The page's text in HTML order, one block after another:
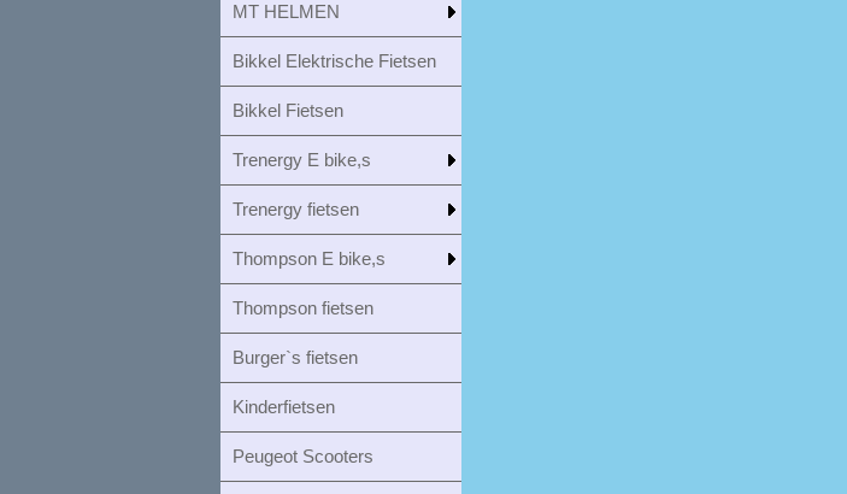
MT HELMEN
Bikkel Elektrische Fietsen
Bikkel Fietsen
Trenergy E bike,s
Trenergy fietsen
Thompson E bike,s
Thompson fietsen
Burger`s fietsen
Kinderfietsen
Peugeot Scooters